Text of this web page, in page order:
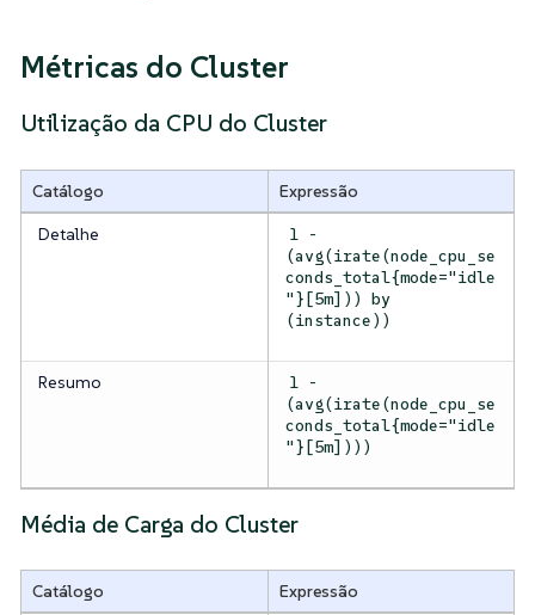
Métricas do Cluster
Utilização da CPU do Cluster
Catálogo
Expressão
Detalhe
1 -
(avg(irate(node_cpu_se
conds_total{mode="idle
"}[5m])) by
(instance))
Resumo
1 -
(avg(irate(node_cpu_se
conds_total{mode="idle
"}[5m])))
Média de Carga do Cluster
Catálogo
Expressão